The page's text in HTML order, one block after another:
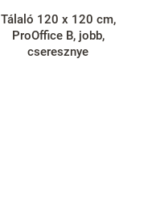
Tálaló 120 x 120 cm,
ProOffice B, jobb,
cseresznye